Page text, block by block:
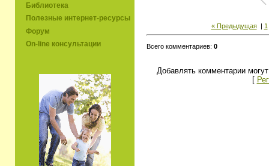
Библиотека
Полезные интернет-ресурсы
Форум
On-line консультации
« Предыдущая| 1
Всего комментариев: 0
Добавлять комментарии
[